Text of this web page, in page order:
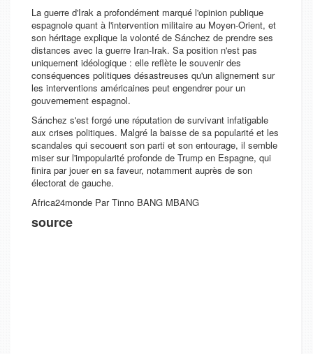
La guerre d'Irak a profondément marqué l'opinion publique
espagnole quant à l'intervention militaire au Moyen-Orient, et
son héritage explique la volonté de Sánchez de prendre ses
distances avec la guerre Iran-Irak. Sa position n'est pas
uniquement idéologique : elle reflète le souvenir des
conséquences politiques désastreuses qu'un alignement sur
les interventions américaines peut engendrer pour un
gouvernement espagnol.
Sánchez s'est forgé une réputation de survivant infatigable
aux crises politiques. Malgré la baisse de sa popularité et les
scandales qui secouent son parti et son entourage, il semble
miser sur l'impopularité profonde de Trump en Espagne, qui
finira par jouer en sa faveur, notamment auprès de son
électorat de gauche.
Africa24monde Par Tinno BANG MBANG
source